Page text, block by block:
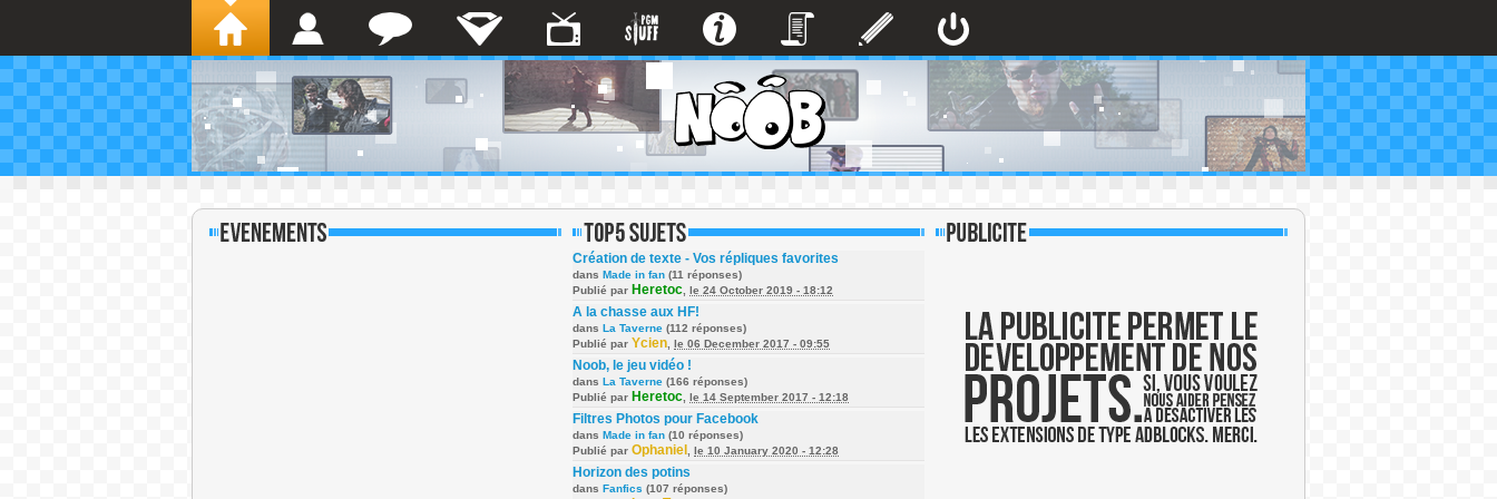
Création de texte - Vos répliques favorites
dans Made in fan (11 réponses)
Publié par Heretoc le 24 October 2019 - 18:12
A la chasse aux HF!
dans La Taverne (112 réponses)
Publié par Ycien le 06 December 2017 - 09:55
Noob, le jeu vidéo !
dans La Taverne (166 réponses)
Publié par Heretoc le 14 September 2017 - 12:18
Filtres Photos pour Facebook
dans Made in fan (10 réponses)
Publié par Ophaniel le 10 January 2020 - 12:28
Horizon des potins
dans Fanfics (107 réponses)